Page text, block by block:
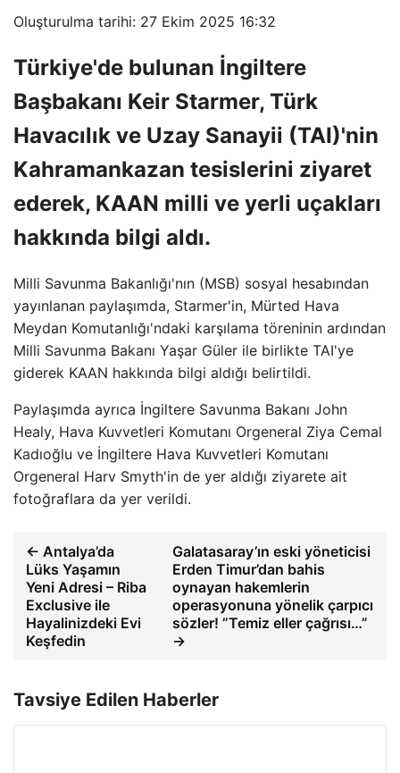
Oluşturulma tarihi: 27 Ekim 2025 16:32
Türkiye'de bulunan İngiltere
Başbakanı Keir Starmer, Türk
Havacılık ve Uzay Sanayii (TAI)'nin
Kahramankazan tesislerini ziyaret
ederek, KAAN milli ve yerli uçakları
hakkında bilgi aldı.
Milli Savunma Bakanlığı'nın (MSB) sosyal hesabından
yayınlanan paylaşımda, Starmer'in, Mürted Hava
Meydan Komutanlığı'ndaki karşılama töreninin ardından
Milli Savunma Bakanı Yaşar Güler ile birlikte TAI'ye
giderek KAAN hakkında bilgi aldığı belirtildi.
Paylaşımda ayrıca İngiltere Savunma Bakanı John
Healy, Hava Kuvvetleri Komutanı Orgeneral Ziya Cemal
Kadıoğlu ve İngiltere Hava Kuvvetleri Komutanı
Orgeneral Harv Smyth'in de yer aldığı ziyarete ait
fotoğraflara da yer verildi.
← Antalya’da
Lüks Yaşamın
Yeni Adresi – Riba
Exclusive ile
Hayalinizdeki Evi
Keşfedin
Galatasaray’ın eski yöneticisi
Erden Timur’dan bahis
oynayan hakemlerin
operasyonuna yönelik çarpıcı
sözler! ”Temiz eller çağrısı…”
→
Tavsiye Edilen Haberler